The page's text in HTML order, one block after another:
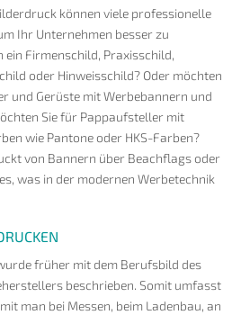
können viele professionelle
Ihr Unternehmen besser zu
ein Firmenschild, Praxisschild,
oder Hinweisschild? Oder möchten
und Gerüste mit Werbebannern und
Sie für Pappaufsteller mit
wie Pantone oder HKS-Farben?
von Bannern über Beachflags oder
was in der modernen Werbetechnik
früher mit dem Berufsbild des
beschrieben. Somit umfasst
man bei Messen, beim Ladenbau, an